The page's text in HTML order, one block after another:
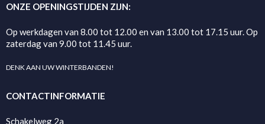
ONZE OPENINGSTIJDEN ZIJN:
Op werkdagen van 8.00 tot 12.00 en van 13.00 tot 17.15 uur. Op
zaterdag van 9.00 tot 11.45 uur.
DENK AAN UW WINTERBANDEN!
CONTACTINFORMATIE
Schakelweg 2a